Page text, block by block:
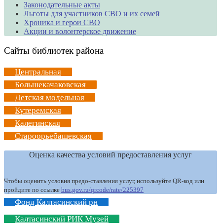
Законодательные акты
Льготы для участников СВО и их семей
Хроника и герои СВО
Акции и волонтерское движение
Сайты библиотек района
Центральная
Большекачаковская
Детская модельная
Кутеремская
Калегинская
Староорьебашевская
Оценка качества условий предоставления услуг
Чтобы оценить условия предо-ставления услуг, используйте QR-код или
пройдите по ссылке bus.gov.ru/qrcode/rate/225397
Фонд Калтасинский рн
Калтасинский РИК Музей